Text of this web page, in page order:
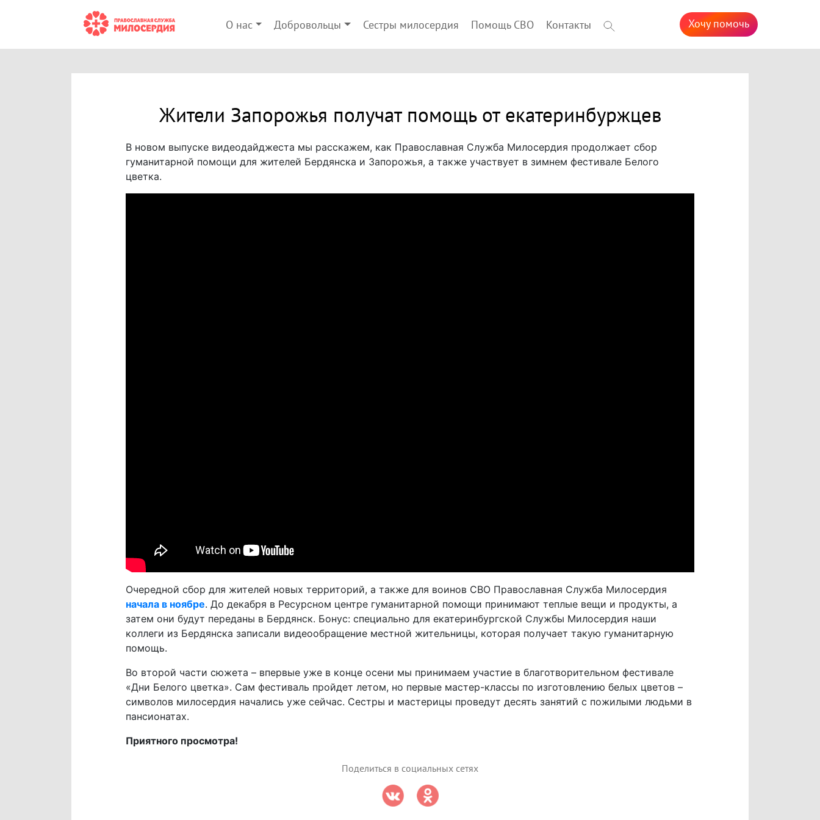
О нас Добровольцы Сестры милосердия Помощь СВО Контакты Хочу помочь
Жители Запорожья получат помощь от екатеринбуржцев
В новом выпуске видеодайджеста мы расскажем, как Православная Служба Милосердия продолжает сбор
гуманитарной помощи для жителей Бердянска и Запорожья, а также участвует в зимнем фестивале Белого
цветка.
Очередной сбор для жителей новых территорий, а также для воинов СВО Православная Служба Милосердия
начала в ноябре. До декабря в Ресурсном центре гуманитарной помощи принимают теплые вещи и продукты, а
затем они будут переданы в Бердянск. Бонус: специально для екатеринбургской Службы Милосердия наши
коллеги из Бердянска записали видеообращение местной жительницы, которая получает такую гуманитарную
помощь.
Во второй части сюжета – впервые уже в конце осени мы принимаем участие в благотворительном фестивале
«Дни Белого цветка». Сам фестиваль пройдет летом, но первые мастер-классы по изготовлению белых цветов –
символов милосердия начались уже сейчас. Сестры и мастерицы проведут десять занятий с пожилыми людьми в
пансионатах.
Приятного просмотра!
Поделиться в социальных сетях